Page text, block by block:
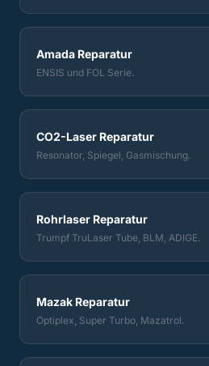
Amada Reparatur
ENSIS und FOL Serie.
CO2-Laser Reparatur
Resonator, Spiegel, Gasmischung.
Rohrlaser Reparatur
Trumpf TruLaser Tube, BLM, ADIGE.
Mazak Reparatur
Optiplex, Super Turbo, Mazatrol.